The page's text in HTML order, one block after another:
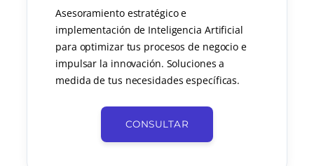
Asesoramiento estratégico e
implementación de Inteligencia Artificial
para optimizar tus procesos de negocio e
impulsar la innovación. Soluciones a
medida de tus necesidades específicas.
CONSULTAR